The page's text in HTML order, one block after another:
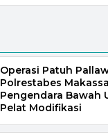
Operasi Patuh
Polrestabes
Pengendara Bawah
Pelat Modifikasi